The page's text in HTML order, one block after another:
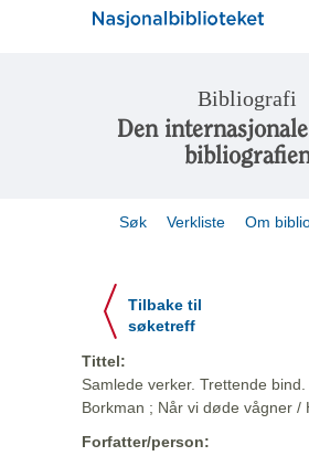
Bibliografi
Den
Søk Verkliste Om
Tilbake til
søketreff
Tittel:
Samlede verker. Trettende
Borkman ; Når vi døde vågner /
Forfatter/person: